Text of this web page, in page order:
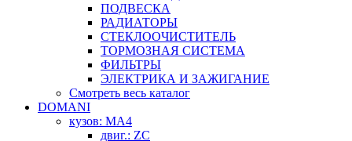
ПОДВЕСКА
РАДИАТОРЫ
СТЕКЛООЧИСТИТЕЛЬ
ТОРМОЗНАЯ СИСТЕМА
ФИЛЬТРЫ
ЭЛЕКТРИКА И ЗАЖИГАНИЕ
Смотреть весь каталог
DOMANI
кузов: MA4
двиг.: ZC